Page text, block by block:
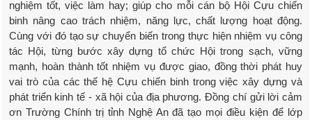
nghiệm tốt, việc làm hay; giúp cho mỗi cán bộ Hội Cựu chiến
binh nâng cao trách nhiệm, năng lực, chất lượng hoạt động.
Cùng với đó tạo sự chuyển biến trong thực hiện nhiệm vụ công
tác Hội, từng bước xây dựng tổ chức Hội trong sạch, vững
mạnh, hoàn thành tốt nhiệm vụ được giao, đồng thời phát huy
vai trò của các thế hệ Cựu chiến binh trong việc xây dựng và
phát triển kinh tế - xã hội của địa phương. Đồng chí gửi lời cảm
ơn Trường Chính trị tỉnh Nghệ An đã tạo mọi điều kiện để lớp